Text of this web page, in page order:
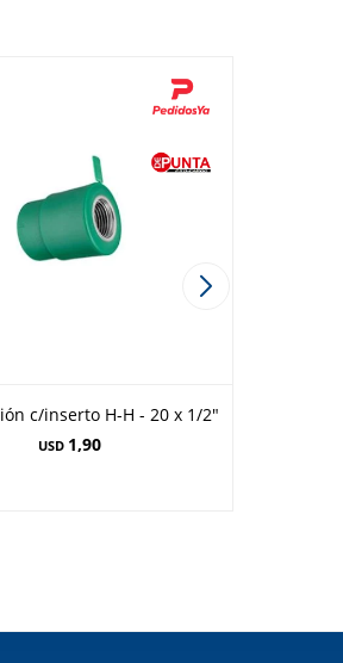
c/inserto H-H - 20 x 1/2"
USD 1,90